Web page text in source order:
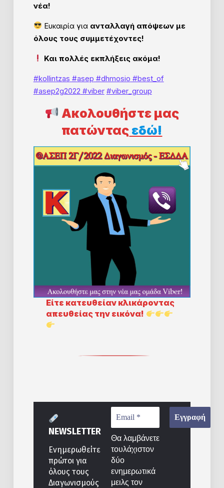
νέα!
Ευκαιρία για ανταλλαγή απόψεων με
όλους τους συμμετέχοντες!
Και πολλές εκπλήξεις ακόμα!
#kollintzas #asep #dhmosio #best_of
#asep2g2022 #viber #viber_group
Ακολουθήστε μας
πατώντας εδώ!
Eίτε κατευθείαν κλικάροντας
απευθείας την εικόνα!
NEWSLETTER
Ενημερωθείτε
πρώτοι για
όλους τους
Διαγωνισμούς
Θα λαμβάνετε
τουλάχιστον
δύο
ενημερωτικά
μειλς τον